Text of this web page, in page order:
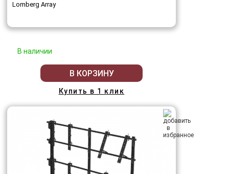
Lomberg Array
В наличии
В КОРЗИНУ
Купить в 1 клик